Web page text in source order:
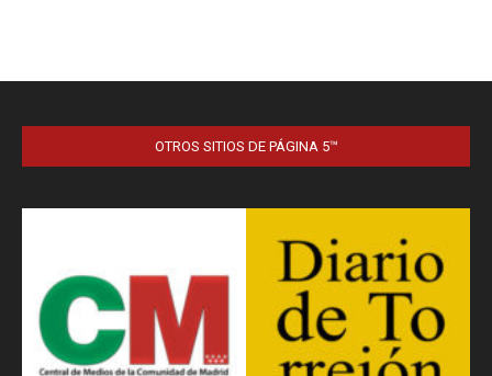
OTROS SITIOS DE PÁGINA 5™